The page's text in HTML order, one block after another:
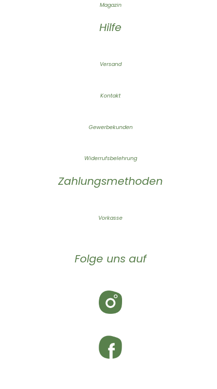
Magazin
Hilfe
Versand
Kontakt
Gewerbekunden
Widerrufsbelehrung
Zahlungsmethoden
Vorkasse
Folge uns auf